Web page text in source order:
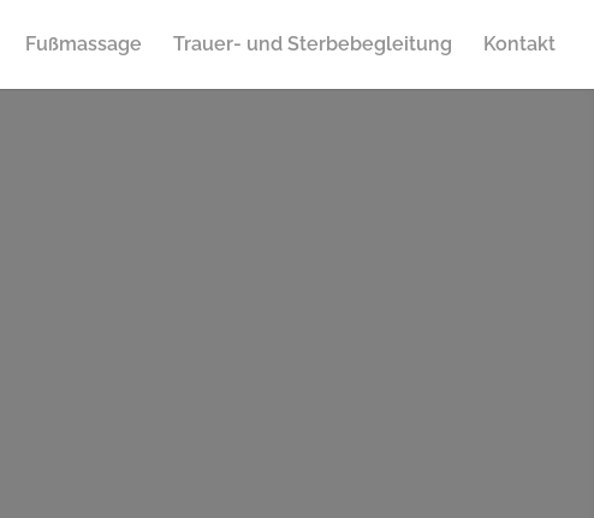
Fußmassage Trauer- und Sterbebegleitung Kontakt